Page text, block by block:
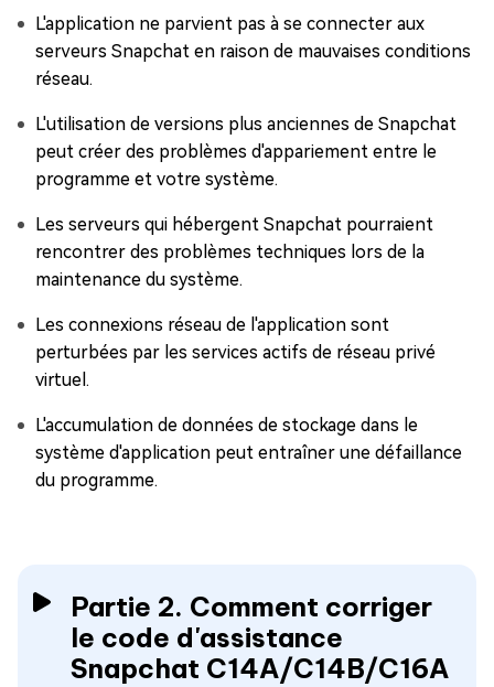
L'application ne parvient pas à se connecter aux
serveurs Snapchat en raison de mauvaises conditions
réseau.
L'utilisation de versions plus anciennes de Snapchat
peut créer des problèmes d'appariement entre le
programme et votre système.
Les serveurs qui hébergent Snapchat pourraient
rencontrer des problèmes techniques lors de la
maintenance du système.
Les connexions réseau de l'application sont
perturbées par les services actifs de réseau privé
virtuel.
L'accumulation de données de stockage dans le
système d'application peut entraîner une défaillance
du programme.
Partie 2. Comment corriger
le code d'assistance
Snapchat C14A/C14B/C16A